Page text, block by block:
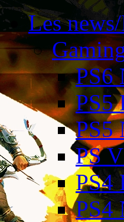
Les
PS6
PS5
PS5
PS
PS4
PS4